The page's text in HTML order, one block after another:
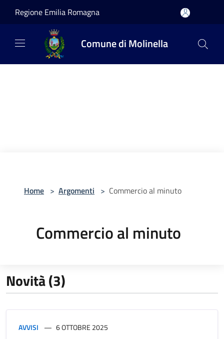
Regione Emilia Romagna
Comune di Molinella
Home > Argomenti > Commercio al minuto
Commercio al minuto
Novità (3)
AVVISI 6 OTTOBRE 2025